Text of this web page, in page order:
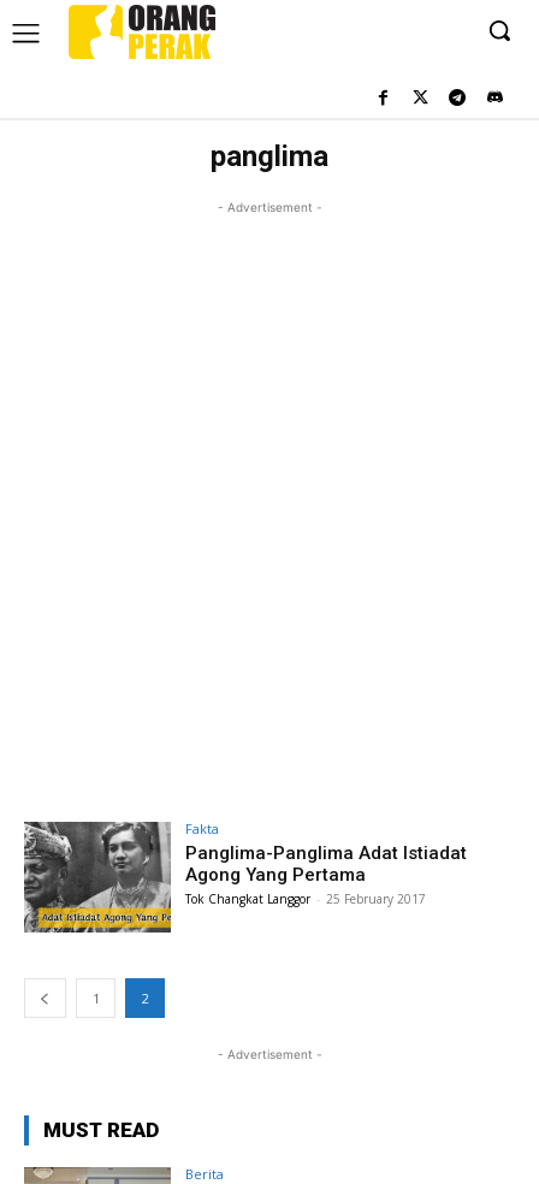
panglima
- Advertisement -
Fakta
Panglima-Panglima Adat Istiadat
Agong Yang Pertama
Tok Changkat Langgor - 25 February 2017
1 2
- Advertisement -
MUST READ
Berita